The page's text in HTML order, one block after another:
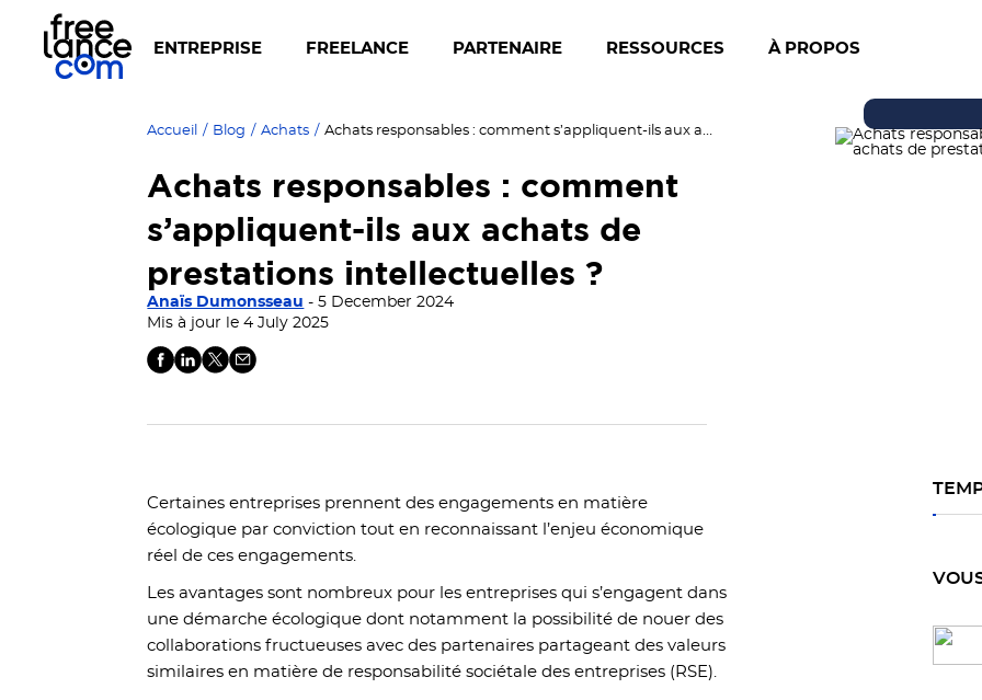
ENTREPRISE FREELANCE PARTENAIRE RESSOURCES À PROPOS
Accueil / Blog / Achats / Achats responsables : comment s’appliquent-ils aux achats de prestations intellectuelles ?
Achats responsables : comment
s’appliquent-ils aux achats de
prestations intellectuelles ?
Anaïs Dumonsseau - 5 December 2024
Mis à jour le 4 July 2025
Certaines entreprises prennent des engagements en matière
écologique par conviction tout en reconnaissant l’enjeu économique
réel de ces engagements.
Les avantages sont nombreux pour les entreprises qui s’engagent dans
une démarche écologique dont notamment la possibilité de nouer des
collaborations fructueuses avec des partenaires partageant des valeurs
similaires en matière de responsabilité sociétale des entreprises (RSE).